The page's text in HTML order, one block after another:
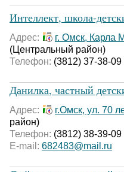
Интеллект, школа-
Адрес:
г. Омск, Карла
(Центральный район)
Телефон: (3812) 37-38-09
Данилка, частный
Адрес: г.Омск, ул. 70
район)
Телефон: (3812) 38-39-09
E-mail: 682483@mail.ru